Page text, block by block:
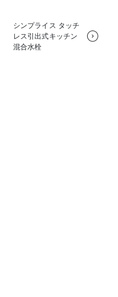
シンプライス タッチ
レス引出式キッチン
混合水栓